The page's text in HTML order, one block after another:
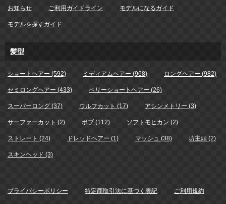
お知らせ ご利用ガイドライン モデルになるガイド
モデルを探すガイド
髪型
ショートヘアー (592) ミディアムヘアー (968) ロングヘアー (982)
セミロングヘアー (433) ベリーショートヘアー (26)
スーパーロング (37) ウルフカット (17) アシンメトリー (3)
サーファーカット (2) ボブ (112) ソフトモヒカン (2)
ストレート (24) ドレッドヘアー (1) マッシュ (38) 坊主頭 (2)
スキンヘッド (3)
プライバシーポリシー 特定商取引法に基づく表記 ご利用規約